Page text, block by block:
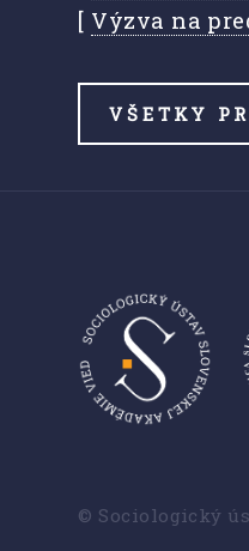
[ Výzva na
VŠETKY
© Sociologický